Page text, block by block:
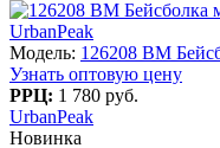
UrbanPeak
Модель: 126208 BM
Узнать оптовую цену
РРЦ: 1 780 руб.
UrbanPeak
Новинка